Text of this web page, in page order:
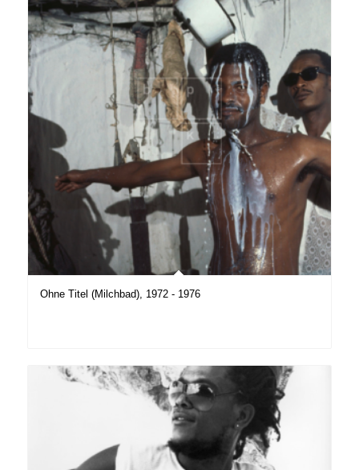
Ohne Titel (Milchbad), 1972 - 1976